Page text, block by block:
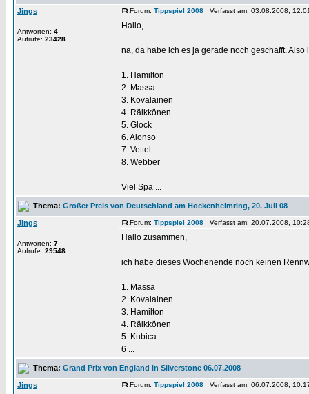
Jings
Antworten: 4
Aufrufe: 23428
Forum: Tippspiel 2008 Verfasst am: 03.08.2008,
Hallo,
na, da habe ich es ja gerade noch geschafft.
1. Hamilton
2. Massa
3. Kovalainen
4. Räikkönen
5. Glock
6. Alonso
7. Vettel
8. Webber
Viel Spa ...
Thema: Großer Preis von Deutschland am Hockenheimring, 20. Juli 08
Jings
Antworten: 7
Aufrufe: 29548
Forum: Tippspiel 2008 Verfasst am: 20.07.2008,
Hallo zusammen,
ich habe dieses Wochenende noch keinen
1. Massa
2. Kovalainen
3. Hamilton
4. Räikkönen
5. Kubica
6 ...
Thema: Grand Prix von England in Silverstone 06.07.2008
Jings Forum: Tippspiel 2008 Verfasst am: 06.07.2008,